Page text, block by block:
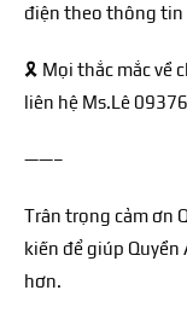
điện theo thông tin
🎗️ Mọi thắc mắc về
liên hệ Ms.Lê
——–
Trân trọng cảm ơn
kiến để giúp
hơn.